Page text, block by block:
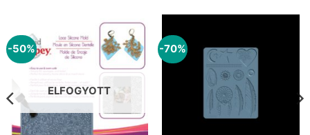
-50%
ELFOGYOTT
-70%